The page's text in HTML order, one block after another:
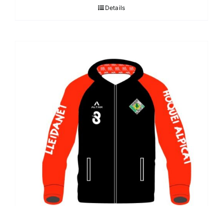
Details